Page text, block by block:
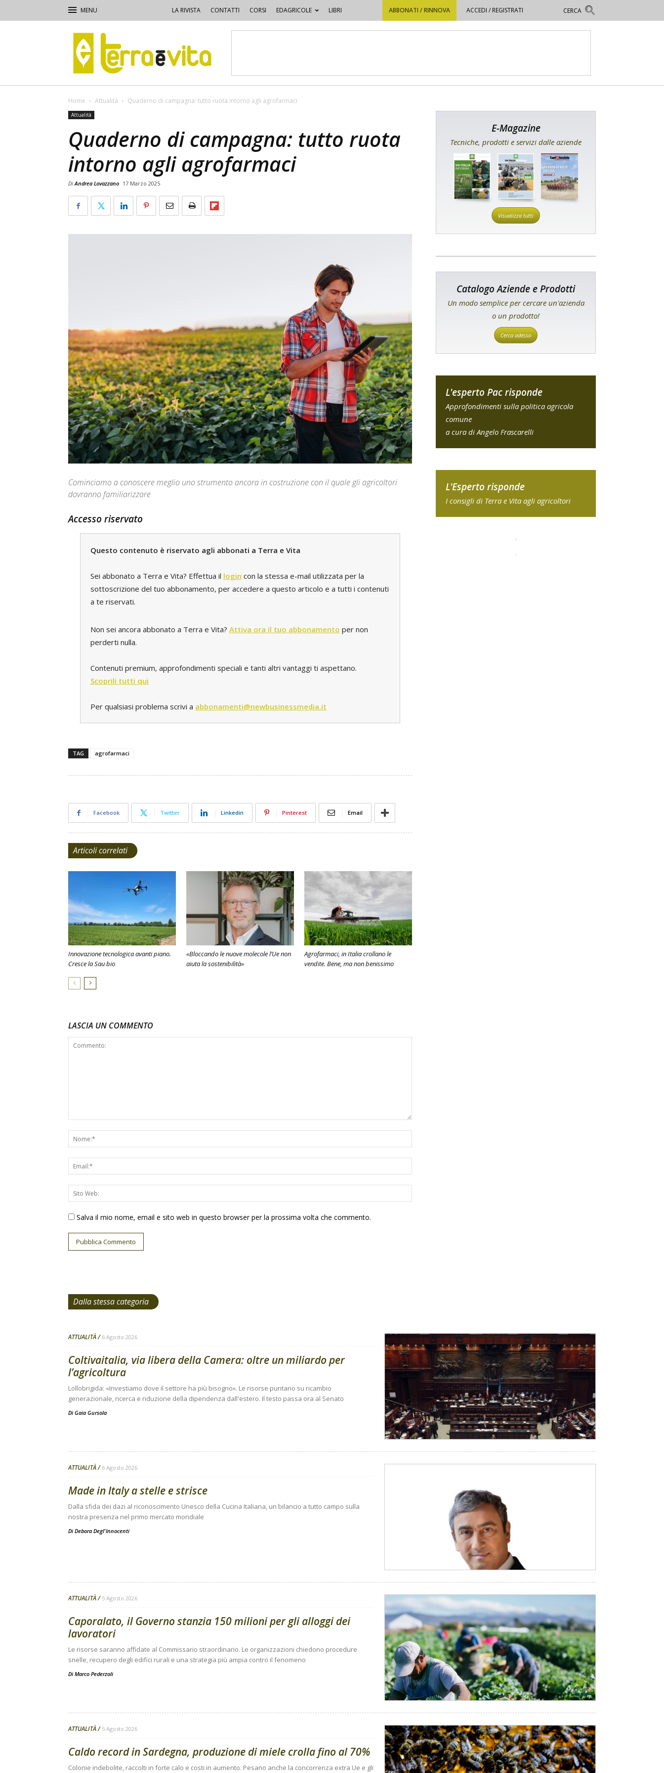
LA RIVISTA CONTATTI CORSI EDAGRICOLE LIBRI ABBONATI / RINNOVA ACCEDI / REGISTRATI
Terra
e
Vita
Home Attualità Quaderno di campagna: tutto ruota intorno agli agrofarmaci
Attualità
Quaderno di campagna: tutto ruota
intorno agli agrofarmaci
DiAndrea Lovazzano 17 Marzo 2025
Cominciamo a conoscere meglio uno strumento ancora in costruzione con il quale gli agricoltori
dovranno familiarizzare
Accesso riservato
Questo contenuto è riservato agli abbonati a Terra e Vita
Sei abbonato a Terra e Vita? Effettua il login con la stessa e-mail utilizzata per la
sottoscrizione del tuo abbonamento, per accedere a questo articolo e a tutti i contenuti
a te riservati.
Non sei ancora abbonato a Terra e Vita? Attiva ora il tuo abbonamento per non
perderti nulla.
Contenuti premium, approfondimenti speciali e tanti altri vantaggi ti aspettano.
Scoprili tutti qui
Per qualsiasi problema scrivi a abbonamenti@newbusinessmedia.it
TAG agrofarmaci
Facebook Twitter Linkedin Pinterest Email
Articoli correlati
Innovazione tecnologica avanti piano.
Cresce la Sau bio
«Bloccando le nuove molecole l’Ue non
aiuta la sostenibilità»
Agrofarmaci, in Italia crollano le
vendite. Bene, ma non benissimo
LASCIA UN COMMENTO
Salva il mio nome, email e sito web in questo browser per la prossima volta che commento.
E-Magazine
Tecniche, prodotti e servizi dalle aziende
Visualizza tutti
Catalogo Aziende e Prodotti
Un modo semplice per cercare un'azienda
o un prodotto!
Cerca adesso
L'esperto Pac risponde
Approfondimenti sulla politica agricola
comune
a cura di Angelo Frascarelli
L'Esperto risponde
I consigli di Terra e Vita agli agricoltori
Dalla stessa categoria
ATTUALITÀ 6 Agosto 2026
Coltivaitalia, via libera della Camera: oltre un miliardo per
l’agricoltura
Lollobrigida: «Investiamo dove il settore ha più bisogno». Le risorse puntano su ricambio
generazionale, ricerca e riduzione della dipendenza dall'estero. Il testo passa ora al Senato
Di Gaia Gursola
ATTUALITÀ 6 Agosto 2026
Made in Italy a stelle e strisce
Dalla sfida dei dazi al riconoscimento Unesco della Cucina Italiana, un bilancio a tutto campo sulla
nostra presenza nel primo mercato mondiale
Di Debora Degl'Innocenti
ATTUALITÀ 5 Agosto 2026
Caporalato, il Governo stanzia 150 milioni per gli alloggi dei
lavoratori
Le risorse saranno affidate al Commissario straordinario. Le organizzazioni chiedono procedure
snelle, recupero degli edifici rurali e una strategia più ampia contro il fenomeno
Di Marco Pederzoli
ATTUALITÀ 5 Agosto 2026
Caldo record in Sardegna, produzione di miele crolla fino al 70%
Colonie indebolite, raccolti in forte calo e costi in aumento. Pesano anche la concorrenza extra Ue e gli